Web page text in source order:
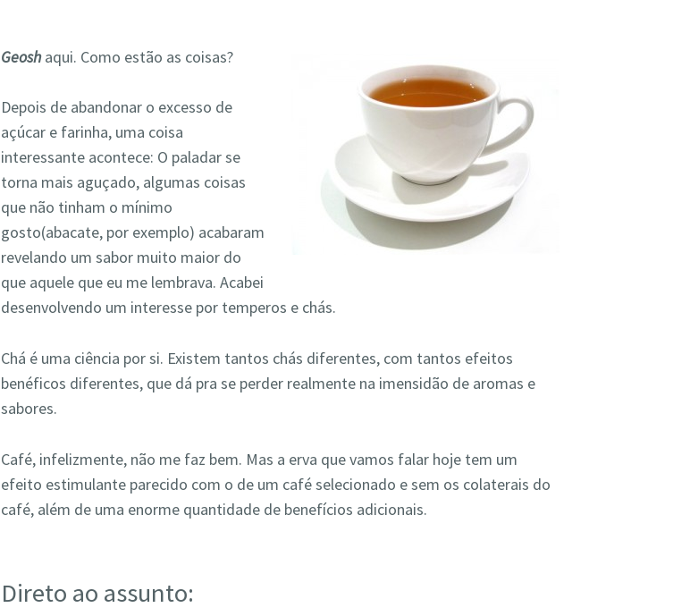
Geoshaqui. Como estão as coisas?
Depois de abandonar o excesso de
açúcar e farinha, uma coisa
interessante acontece: O paladar se
torna mais aguçado, algumas coisas
que não tinham o mínimo
gosto(abacate, por exemplo) acabaram
revelando um sabor muito maior do
que aquele que eu me lembrava. Acabei
desenvolvendo um interesse por temperos e chás.
Chá é uma ciência por si. Existem tantos chás diferentes, com tantos efeitos
benéficos diferentes, que dá pra se perder realmente na imensidão de aromas e
sabores.
Café, infelizmente, não me faz bem. Mas a erva que vamos falar hoje tem um
efeito estimulante parecido com o de um café selecionado e sem os colaterais do
café, além de uma enorme quantidade de benefícios adicionais.
Direto ao assunto: